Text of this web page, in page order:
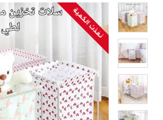
نفذت الكمية